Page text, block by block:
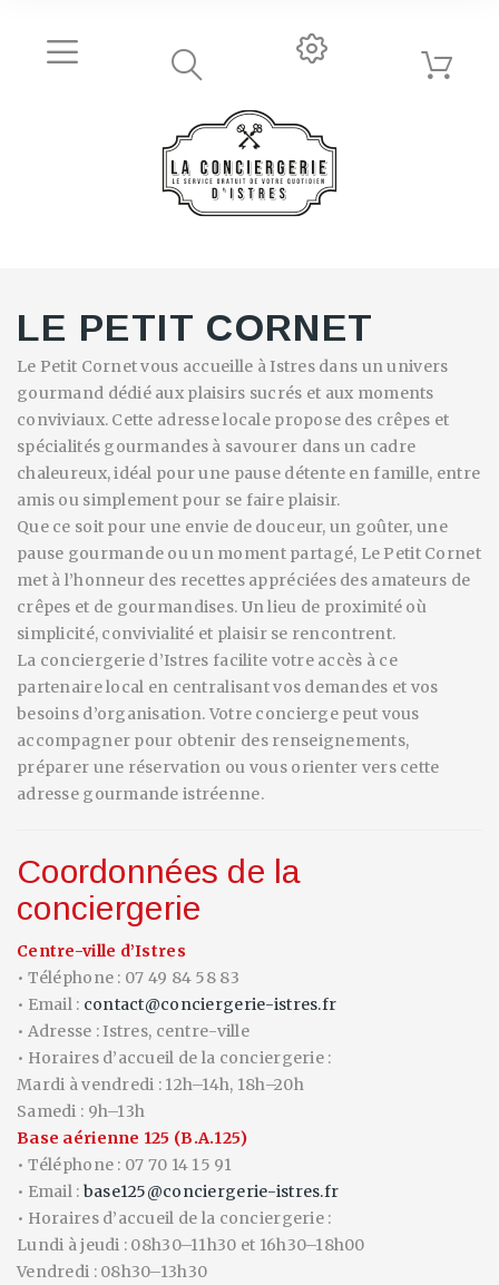
LE PETIT CORNET
Le Petit Cornet vous accueille à Istres dans un univers
gourmand dédié aux plaisirs sucrés et aux moments
conviviaux. Cette adresse locale propose des crêpes et
spécialités gourmandes à savourer dans un cadre
chaleureux, idéal pour une pause détente en famille, entre
amis ou simplement pour se faire plaisir.
Que ce soit pour une envie de douceur, un goûter, une
pause gourmande ou un moment partagé, Le Petit Cornet
met à l’honneur des recettes appréciées des amateurs de
crêpes et de gourmandises. Un lieu de proximité où
simplicité, convivialité et plaisir se rencontrent.
La conciergerie d’Istres facilite votre accès à ce
partenaire local en centralisant vos demandes et vos
besoins d’organisation. Votre concierge peut vous
accompagner pour obtenir des renseignements,
préparer une réservation ou vous orienter vers cette
adresse gourmande istréenne.
Coordonnées de la
conciergerie
Centre-ville d’Istres
• Téléphone : 07 49 84 58 83
• Email : contact@conciergerie-istres.fr
• Adresse : Istres, centre-ville
• Horaires d’accueil de la conciergerie :
Mardi à vendredi : 12h–14h, 18h–20h
Samedi : 9h–13h
Base aérienne 125 (B.A.125)
• Téléphone : 07 70 14 15 91
• Email : base125@conciergerie-istres.fr
• Horaires d’accueil de la conciergerie :
Lundi à jeudi : 08h30–11h30 et 16h30–18h00
Vendredi : 08h30–13h30